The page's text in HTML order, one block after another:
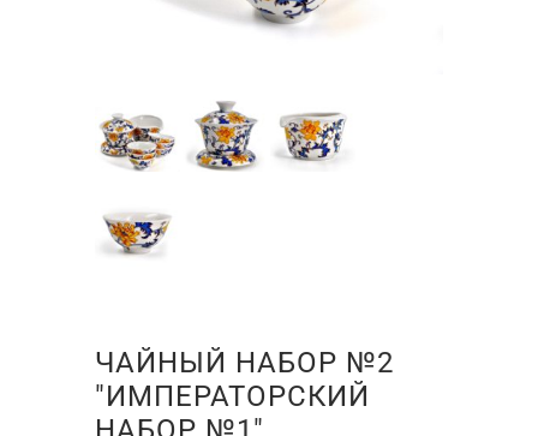
ЧАЙНЫЙ НАБОР №2
"ИМПЕРАТОРСКИЙ